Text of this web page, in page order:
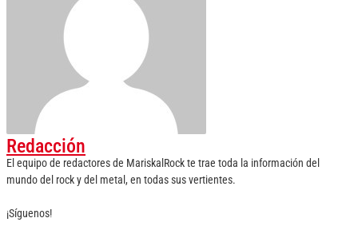
Redacción
El equipo de redactores de MariskalRock te trae toda la información del
mundo del rock y del metal, en todas sus vertientes.
¡Síguenos!